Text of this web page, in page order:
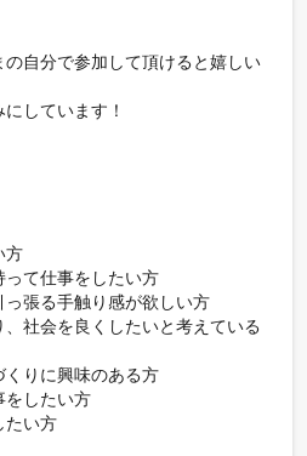
自分で参加して頂けると嬉しい
方
って仕事をしたい方
っ張る手触り感が欲しい方
、社会を良くしたいと考えている
くりに興味のある方
をしたい方
たい方